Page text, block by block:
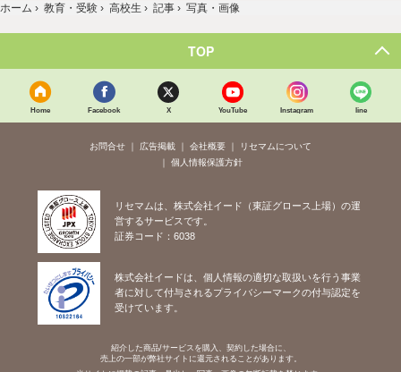
ホーム › 教育・受験 › 高校生 › 記事 › 写真・画像
TOP
Home Facebook X YouTube Instagram line
お問合せ 広告掲載 会社概要
リセマムについて
個人情報保護方針
リセマムは、株式会社イード（東証グロース上場）の運
営するサービスです。
証券コード：6038
株式会社イードは、個人情報の適切な取扱いを行う事業
者に対して付与されるプライバシーマークの付与認定を
受けています。
紹介した商品/サービスを購入、契約した場合に、
売上の一部が弊社サイトに還元されることがあります。